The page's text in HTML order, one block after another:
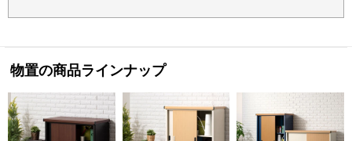
物置の商品ラインナップ